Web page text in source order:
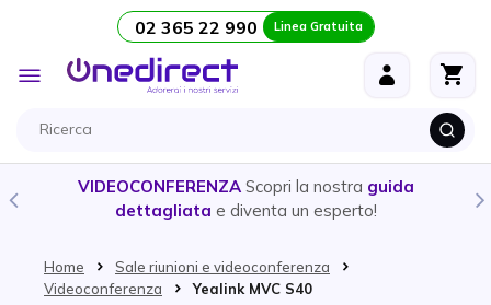
Salta al contenuto 02 365 22 990 Linea Gratuita
Toggle
Nav
VIDEOCONFERENZA Scopri la nostra guida
dettagliata e diventa un esperto!
Home
Sale riunioni e videoconferenza
Videoconferenza
Yealink MVC S40